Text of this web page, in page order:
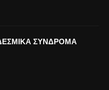
ΣΥΝΔΡΟΜΑ